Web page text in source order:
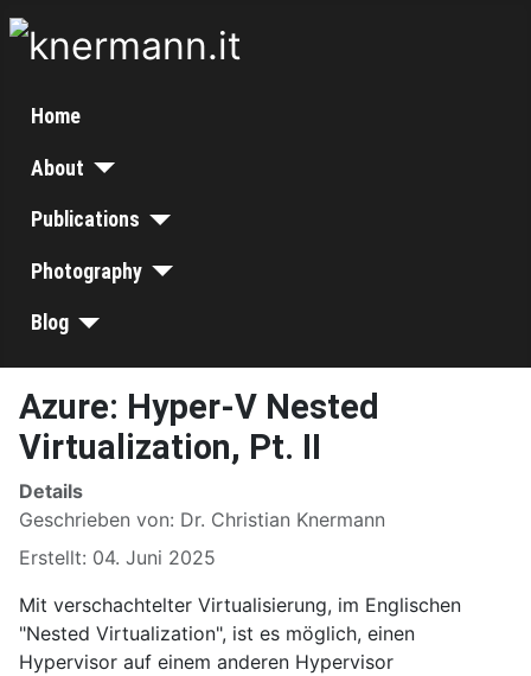
Home
About
Publications
Photography
Blog
Azure: Hyper-V Nested
Virtualization, Pt. II
Details
Geschrieben von: Dr. Christian Knermann
Erstellt: 04. Juni 2025
Mit verschachtelter Virtualisierung, im Englischen
"Nested Virtualization", ist es möglich, einen
Hypervisor auf einem anderen Hypervisor